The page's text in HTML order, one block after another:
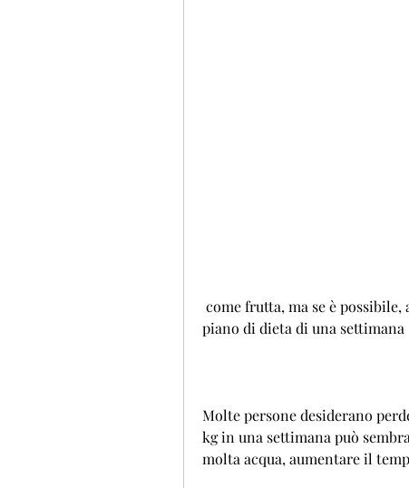
piano di dieta di una settimana
Molte persone desiderano
kg in una settimana può
molta acqua, aumentare il